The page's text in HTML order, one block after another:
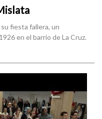
fiesta fallera, un
en el barrio de La Cruz.